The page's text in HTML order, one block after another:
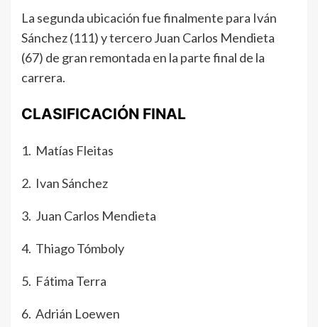
La segunda ubicación fue finalmente para Iván
Sánchez (111) y tercero Juan Carlos Mendieta
(67) de gran remontada en la parte final de la
carrera.
CLASIFICACIÓN FINAL
1. Matías Fleitas
2. Ivan Sánchez
3. Juan Carlos Mendieta
4. Thiago Tómboly
5. Fátima Terra
6. Adrián Loewen